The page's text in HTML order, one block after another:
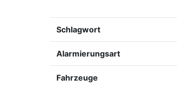
Schlagwort
Alarmierungsart
Fahrzeuge